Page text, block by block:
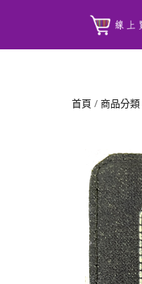
首頁 / 商品分類